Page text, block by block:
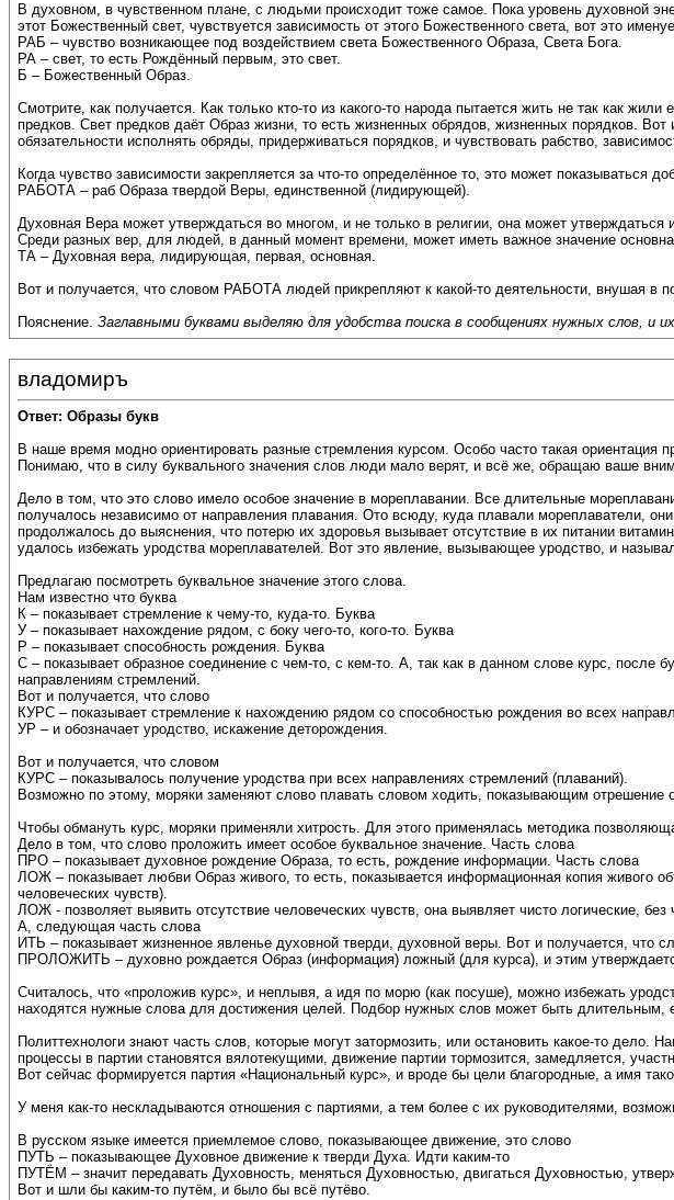
В духовном, в чувственном плане, с людьми происходит тоже самое. Пока уровень духовной
этот Божественный свет, чувствуется зависимость от этого Божественного света, вот это
РАБ – чувство возникающее под воздействием света Божественного Образа, Света Бога.
РА – свет, то есть Рождённый первым, это свет.
Б – Божественный Образ.
Смотрите, как получается. Как только кто-то из какого-то народа пытается жить не так как
предков. Свет предков даёт Образ жизни, то есть жизненных обрядов, жизненных порядков.
обязательности исполнять обряды, придерживаться порядков, и чувствовать рабство,
Когда чувство зависимости закрепляется за что-то определённое то, это может показываться
РАБОТА – раб Образа твердой Веры, единственной (лидирующей).
Духовная Вера может утверждаться во многом, и не только в религии, она может
Среди разных вер, для людей, в данный момент времени, может иметь важное значение
ТА – Духовная вера, лидирующая, первая, основная.
Вот и получается, что словом РАБОТА людей прикрепляют к какой-то деятельности, внушая в
Пояснение. Заглавными буквами выделяю для удобства поиска в сообщениях нужных слов, и
владомиръ
Ответ: Образы букв
В наше время модно ориентировать разные стремления курсом. Особо часто такая ориентация
Понимаю, что в силу буквального значения слов люди мало верят, и всё же, обращаю ваше
Дело в том, что это слово имело особое значение в мореплавании. Все длительные
получалось независимо от направления плавания. Ото всюду, куда плавали мореплаватели,
продолжалось до выяснения, что потерю их здоровья вызывает отсутствие в их питании
удалось избежать уродства мореплавателей. Вот это явление, вызывающее уродство, и
Предлагаю посмотреть буквальное значение этого слова.
Нам известно что буква
К – показывает стремление к чему-то, куда-то. Буква
У – показывает нахождение рядом, с боку чего-то, кого-то. Буква
Р – показывает способность рождения. Буква
С – показывает образное соединение с чем-то, с кем-то. А, так как в данном слове курс,
направлениям стремлений.
Вот и получается, что слово
КУРС – показывает стремление к нахождению рядом со способностью рождения во всех
УР – и обозначает уродство, искажение деторождения.
Вот и получается, что словом
КУРС – показывалось получение уродства при всех направлениях стремлений (плаваний).
Возможно по этому, моряки заменяют слово плавать словом ходить, показывающим отрешение
Чтобы обмануть курс, моряки применяли хитрость. Для этого применялась методика
Дело в том, что слово проложить имеет особое буквальное значение. Часть слова
ПРО – показывает духовное рождение Образа, то есть, рождение информации. Часть слова
ЛОЖ – показывает любви Образ живого, то есть, показывается информационная копия живого
человеческих чувств).
ЛОЖ - позволяет выявить отсутствие человеческих чувств, она выявляет чисто логические, без
А, следующая часть слова
ИТЬ – показывает жизненное явленье духовной тверди, духовной веры. Вот и получается, что
ПРОЛОЖИТЬ – духовно рождается Образ (информация) ложный (для курса), и этим
Считалось, что «проложив курс», и неплывя, а идя по морю (как посуше), можно избежать
находятся нужные слова для достижения целей. Подбор нужных слов может быть длительным,
Политтехнологи знают часть слов, которые могут затормозить, или остановить какое-то
процессы в партии становятся вялотекущими, движение партии тормозится, замедляется,
Вот сейчас формируется партия «Национальный курс», и вроде бы цели благородные, а имя
У меня как-то нескладываются отношения с партиями, а тем более с их руководителями,
В русском языке имеется приемлемое слово, показывающее движение, это слово
ПУТЬ – показывающее Духовное движение к тверди Духа. Идти каким-то
ПУТЁМ – значит передавать Духовность, меняться Духовностью, двигаться Духовностью,
Вот и шли бы каким-то путём, и было бы всё путёво.